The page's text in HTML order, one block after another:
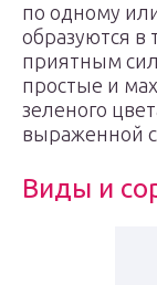
по одному
образуются в
приятным
простые и
зеленого
выраженной
Виды и